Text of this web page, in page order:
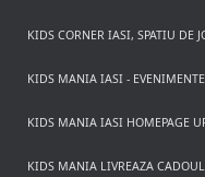
KIDS CORNER IASI, SPATIU DE
KIDS MANIA IASI - EVENIMENTE
KIDS MANIA IASI HOMEPAGE
KIDS MANIA LIVREAZA